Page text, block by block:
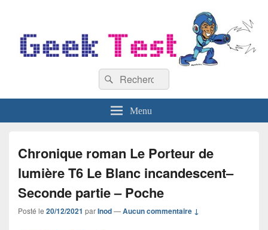
Recherche :
Rechercher
Menu
Chronique roman Le Porteur de
lumière T6 Le Blanc incandescent–
Seconde partie – Poche
Posté le 20/12/2021 parInod—Aucun commentaire ↓